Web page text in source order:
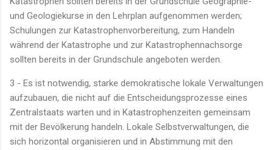
und Geologiekurse in den Lehrplan aufgenommen werden;
Schulungen zur Katastrophenvorbereitung, zum Handeln
während der Katastrophe und zur Katastrophennachsorge
sollten bereits in der Grundschule angeboten werden.
3 - Es ist notwendig, starke demokratische lokale Verwaltungen
aufzubauen, die nicht auf die Entscheidungsprozesse eines
Zentralstaats warten und in Katastrophenzeiten gemeinsam
mit der Bevölkerung handeln. Lokale Selbstverwaltungen, die
sich horizontal organisieren und in Abstimmung mit den